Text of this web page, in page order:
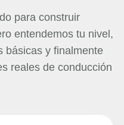
para construir
entendemos tu nivel,
básicas y finalmente
reales de conducción